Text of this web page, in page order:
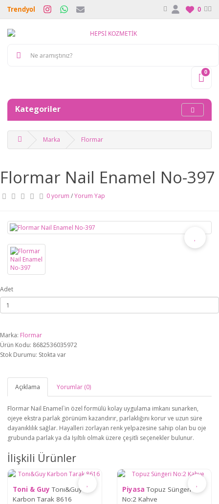
Trendyol 0
0
Kategoriler
Marka Flormar
Flormar Nail Enamel No-397
0 yorum /Yorum Yap
Adet
Marka: Flormar
Ürün Kodu: 8682536035972
Stok Durumu: Stokta var
Açıklama Yorumlar (0)
Flormar Nail Enamel`in özel formülü kolay uygulama imkanı sunarken,
ojeye ekstra parlak görünüm kazandırır, parlaklığını korur ve uzun süre
dayanıklılık sağlar. Hayalleri zorlayan renk yelpazesine sahip olan bu oje
grubunda parlak ya da Işıltılı olmak üzere çeşitli seçenekler bulunur.
İlişkili Ürünler
Toni & Guy Tonı&Guy
Karbon Tarak 8616
Piyasa Topuz Süngeri
No:2 Kahve